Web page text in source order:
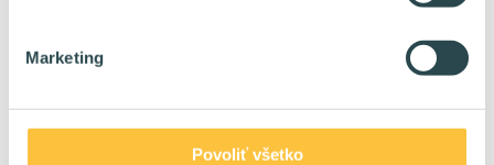
Marketing
Povoliť všetko